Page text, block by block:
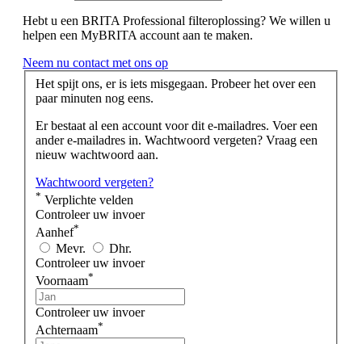
Hebt u een BRITA Professional filteroplossing? We willen u
helpen een MyBRITA account aan te maken.
Neem nu contact met ons op
Het spijt ons, er is iets misgegaan. Probeer het over een
paar minuten nog eens.
Er bestaat al een account voor dit e-mailadres. Voer een
ander e-mailadres in. Wachtwoord vergeten? Vraag een
nieuw wachtwoord aan.
Wachtwoord vergeten?
* Verplichte velden
Controleer uw invoer
Aanhef*
Mevr.
Dhr.
Controleer uw invoer
Voornaam*
Controleer uw invoer
Achternaam*